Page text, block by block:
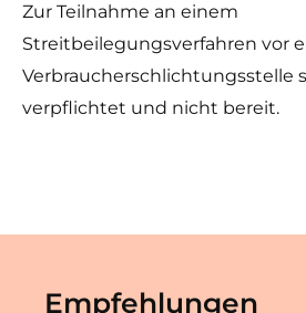
Zur Teilnahme an einem
Streitbeilegungsverfahren vor
Verbraucherschlichtungsstelle
verpflichtet und nicht bereit.
Empfehlungen